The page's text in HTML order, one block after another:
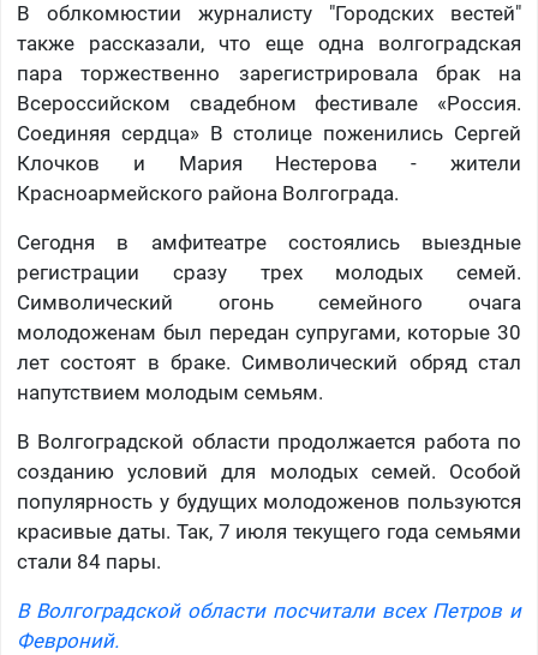
В облкомюстии журналисту "Городских вестей"
также рассказали, что еще одна волгоградская
пара торжественно зарегистрировала брак на
Всероссийском свадебном фестивале «Россия.
Соединяя сердца» В столице поженились Сергей
Клочков и Мария Нестерова - жители
Красноармейского района Волгограда.
Сегодня в амфитеатре состоялись выездные
регистрации сразу трех молодых семей.
Символический огонь семейного очага
молодоженам был передан супругами, которые 30
лет состоят в браке. Символический обряд стал
напутствием молодым семьям.
В Волгоградской области продолжается работа по
созданию условий для молодых семей. Особой
популярность у будущих молодоженов пользуются
красивые даты. Так, 7 июля текущего года семьями
стали 84 пары.
В Волгоградской области посчитали всех Петров и
Февроний.